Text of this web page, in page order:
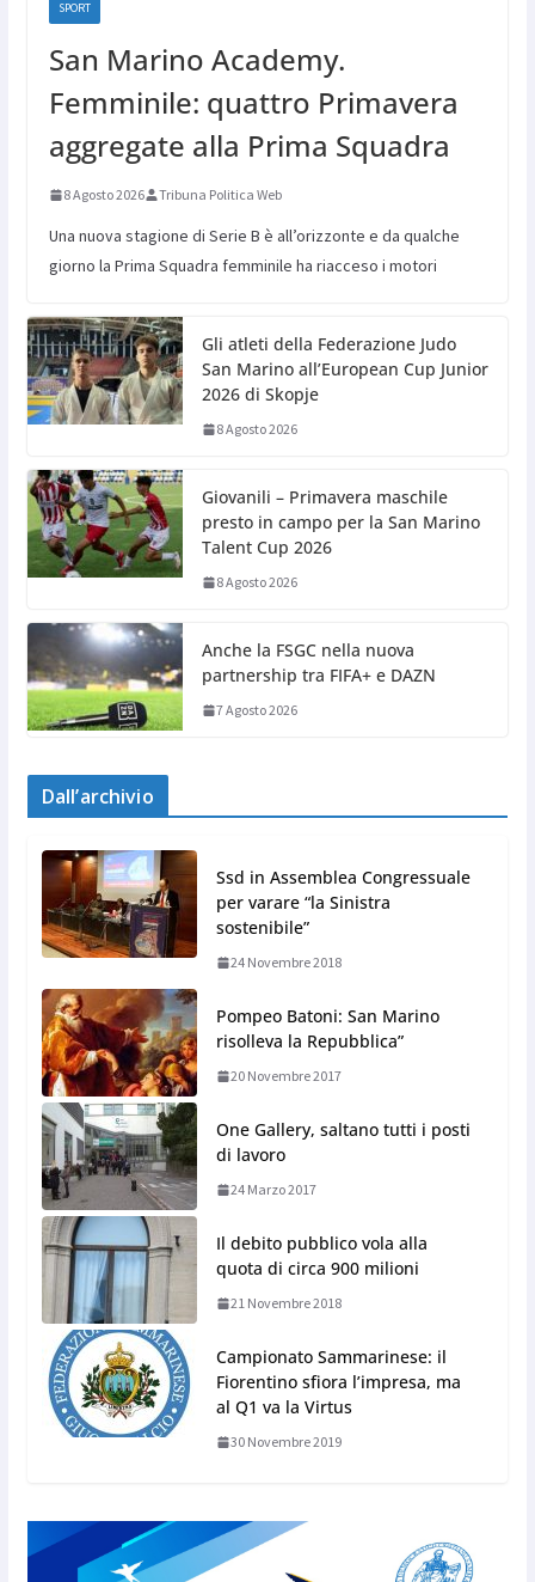
SPORT
San Marino Academy.
Femminile: quattro Primavera
aggregate alla Prima Squadra
8 Agosto 2026 Tribuna Politica Web
Una nuova stagione di Serie B è all’orizzonte e da qualche
giorno la Prima Squadra femminile ha riacceso i motori
Gli atleti della Federazione Judo
San Marino all’European Cup Junior
2026 di Skopje
8 Agosto 2026
Giovanili – Primavera maschile
presto in campo per la San Marino
Talent Cup 2026
8 Agosto 2026
Anche la FSGC nella nuova
partnership tra FIFA+ e DAZN
7 Agosto 2026
Dall’archivio
Ssd in Assemblea Congressuale
per varare “la Sinistra
sostenibile”
24 Novembre 2018
Pompeo Batoni: San Marino
risolleva la Repubblica”
20 Novembre 2017
One Gallery, saltano tutti i posti
di lavoro
24 Marzo 2017
Il debito pubblico vola alla
quota di circa 900 milioni
21 Novembre 2018
Campionato Sammarinese: il
Fiorentino sfiora l’impresa, ma
al Q1 va la Virtus
30 Novembre 2019